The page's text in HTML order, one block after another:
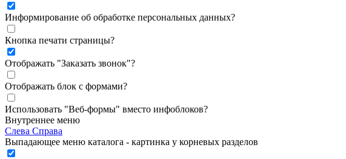
Информирование об обработке персональных данных?
Кнопка печати страницы?
Отображать "Заказать звонок"?
Отображать блок с формами?
Использовать "Веб-формы" вместо инфоблоков?
Внутреннее меню
Слева Справа
Выпадающее меню каталога - картинка у корневых разделов